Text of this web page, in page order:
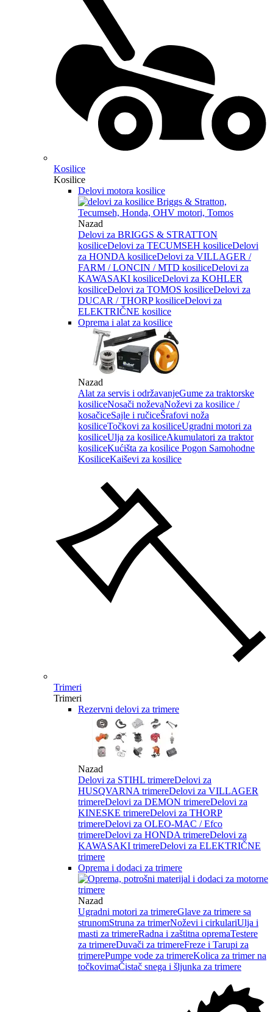
Kosilice
Kosilice
Delovi motora kosilice
Nazad
Delovi za BRIGGS & STRATTON
kosiliceDelovi za TECUMSEH kosiliceDelovi
za HONDA kosiliceDelovi za VILLAGER /
FARM / LONCIN / MTD kosiliceDelovi za
KAWASAKI kosiliceDelovi za KOHLER
kosiliceDelovi za TOMOS kosiliceDelovi za
DUCAR / THORP kosiliceDelovi za
ELEKTRIČNE kosilice
Oprema i alat za kosilice
Nazad
Alat za servis i održavanjeGume za traktorske
kosiliceNosači noževaNoževi za kosilice /
kosačiceSajle i ručiceŠrafovi noža
kosiliceTočkovi za kosiliceUgradni motori za
kosiliceUlja za kosiliceAkumulatori za traktor
kosiliceKućišta za kosilice Pogon Samohodne
KosiliceKaiševi za kosilice
Trimeri
Trimeri
Rezervni delovi za trimere
Nazad
Delovi za STIHL trimereDelovi za
HUSQVARNA trimereDelovi za VILLAGER
trimereDelovi za DEMON trimereDelovi za
KINESKE trimereDelovi za THORP
trimereDelovi za OLEO-MAC / Efco
trimereDelovi za HONDA trimereDelovi za
KAWASAKI trimereDelovi za ELEKTRIČNE
trimere
Oprema i dodaci za trimere
Nazad
Ugradni motori za trimereGlave za trimere sa
strunomStruna za trimerNoževi i cirkulariUlja i
masti za trimereRadna i zaštitna opremaTestere
za trimereDuvači za trimereFreze i Tarupi za
trimerePumpe vode za trimereKolica za trimer na
točkovimaČistač snega i šljunka za trimere